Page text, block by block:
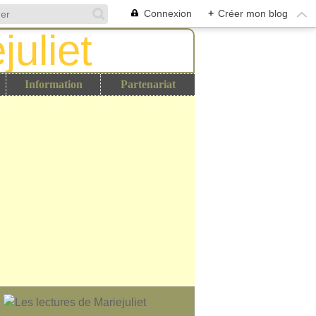
Connexion + Créer mon blog
Information Partenariat